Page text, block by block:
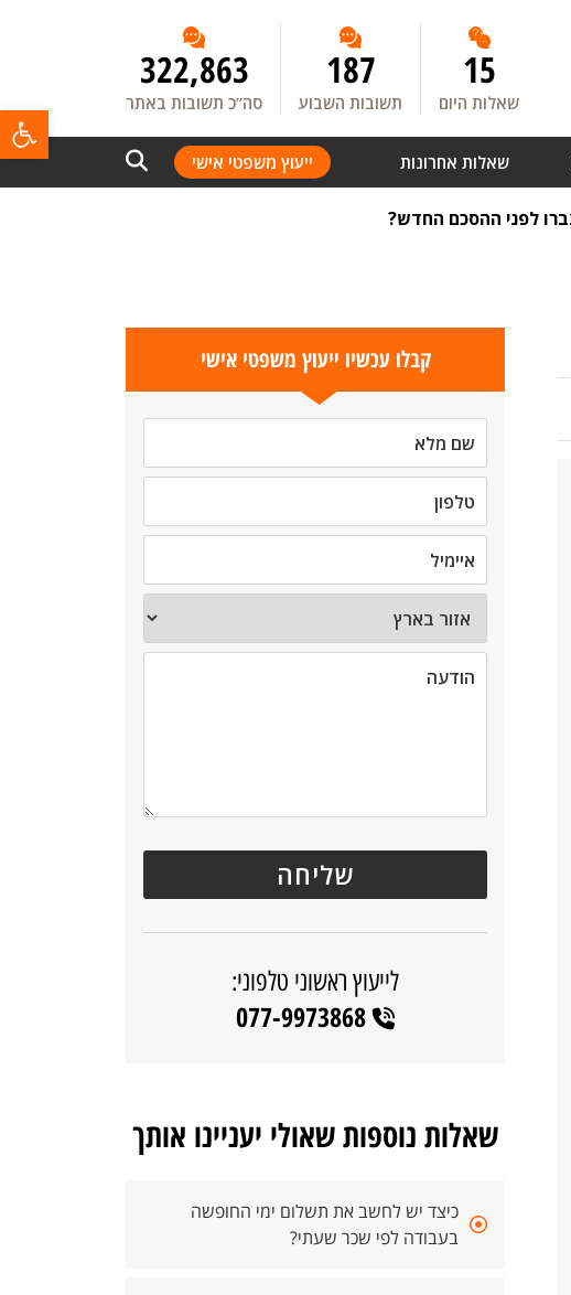
15
שאלות היום
187
תשובות השבוע
322,863
סה”כ תשובות באתר
שאלות אחרונות ייעוץ משפטי אישי
קבלו עכשיו ייעוץ משפטי אישי
לייעוץ ראשוני טלפוני:
077-9973868
שאלות נוספות שאולי יעניינו אותך
כיצד יש לחשב את תשלום ימי החופשה
בעבודה לפי שכר שעתי?